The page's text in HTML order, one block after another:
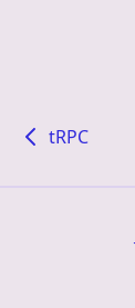
tRPC